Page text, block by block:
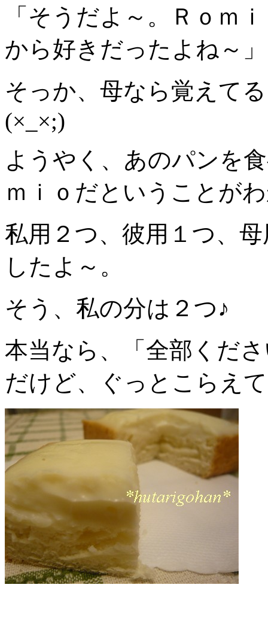
「そうだよ～。Ｒｏｍ
から好きだったよね～
そっか、母なら覚えて
(×_×;)
ようやく、あのパンを
ｍｉｏだということが
私用２つ、彼用１つ、
したよ～。
そう、私の分は２つ♪
本当なら、「全部くだ
だけど、ぐっとこらえ